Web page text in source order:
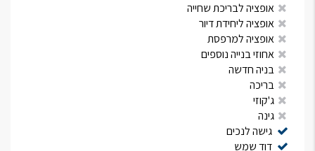
אופציה לבריכת שחייה
אופציה ליחידת דיור
אופציה למרפסת
אחוזי בנייה נוספים
בניה חדשה
בריכה
ג'קוזי
גינה
גישה לנכים
דוד שמש